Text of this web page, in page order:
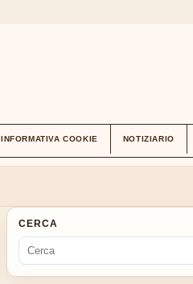
INFORMATIVA COOKIE NOTIZIARIO
CERCA